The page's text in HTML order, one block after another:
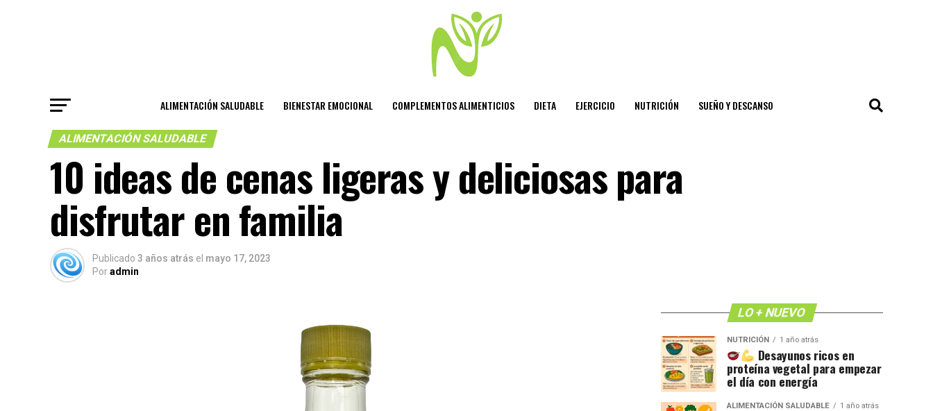
ALIMENTACIÓN SALUDABLE BIENESTAR EMOCIONAL COMPLEMENTOS ALIMENTICIOS DIETA EJERCICIO NUTRICIÓN SUEÑO Y DESCANSO
ALIMENTACIÓN SALUDABLE
10 ideas de cenas ligeras y deliciosas para
disfrutar en familia
Publicado 3 años atrás el mayo 17, 2023
Poradmin
LO + NUEVO
NUTRICIÓN 1 año atrás
Desayunos ricos en
proteína vegetal para empezar
el día con energía
ALIMENTACIÓN SALUDABLE 1 año atrás